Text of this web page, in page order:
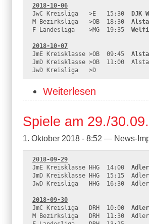
2018-10-06
JwC Kreisliga   >E   15:30
DJK
M Bezirksliga   >OB  18:30
F Landesliga    >MG  19:35
2018-10-07
JmE Kreisklasse >OB  09:45
JmD Kreisklasse >OB  11:00
JwD Kreisliga   >D
Weiterlesen
Spiele am 29./
1. Oktober 2018 - 8:52 — News-
2018-09-29
JmE Kreisklasse HHG  14:00
JmD Kreisklasse HHG  15:15
JwD Kreisliga   HHG  16:30
2018-09-30
JmC Kreisliga   DRH  10:00
M Bezirksliga   DRH  11:30